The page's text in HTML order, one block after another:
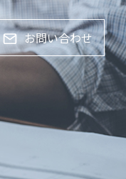
お問い合わせ